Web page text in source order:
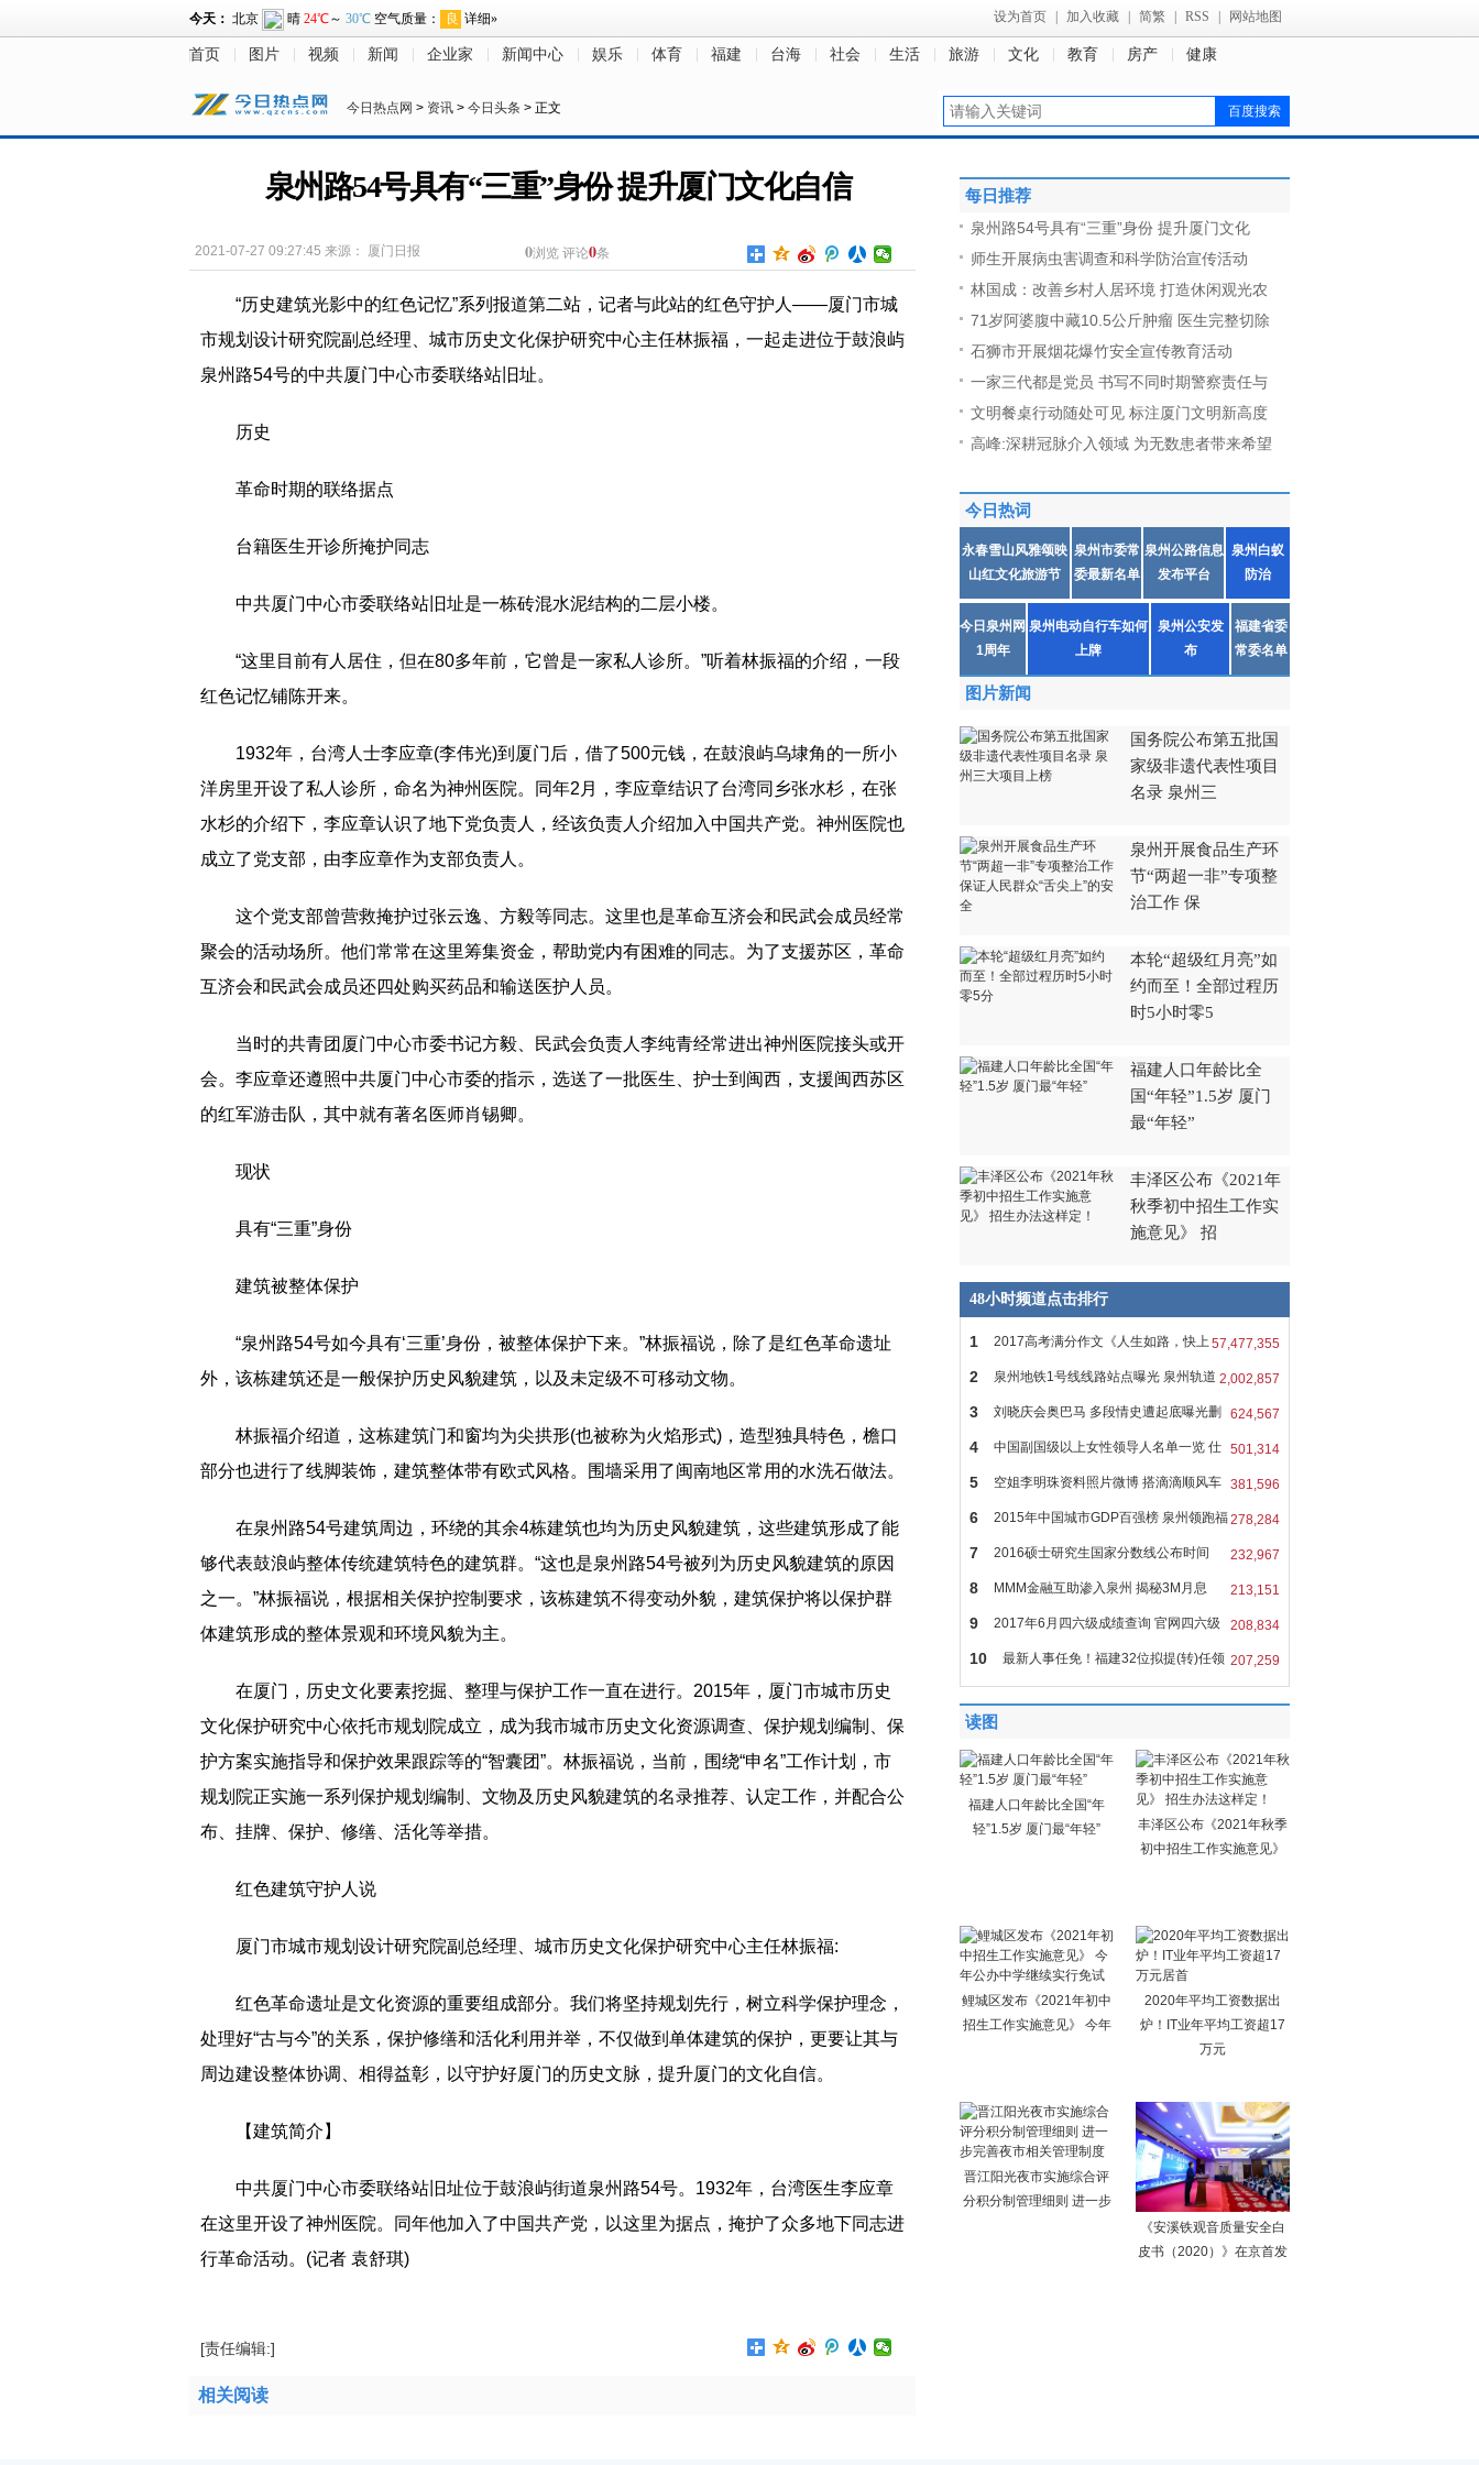
设为首页 加入收藏 简繁 RSS 网站地图
首页 图片 视频 新闻 企业家 新闻中心 娱乐 体育 福建 台海 社会 生活 旅游 文化 教育 房产 健康
今日热点网 > 资讯 > 今日头条 > 正文
泉州路54号具有“三重”身份 提升厦门文化自信
2021-07-27 09:27:45 来源： 厦门日报 0浏览 评论0条
“历史建筑光影中的红色记忆”系列报道第二站，记者与此站的红色守护人——厦门市城
市规划设计研究院副总经理、城市历史文化保护研究中心主任林振福，一起走进位于鼓浪屿
泉州路54号的中共厦门中心市委联络站旧址。
历史
革命时期的联络据点
台籍医生开诊所掩护同志
中共厦门中心市委联络站旧址是一栋砖混水泥结构的二层小楼。
“这里目前有人居住，但在80多年前，它曾是一家私人诊所。”听着林振福的介绍，一段
红色记忆铺陈开来。
1932年，台湾人士李应章(李伟光)到厦门后，借了500元钱，在鼓浪屿乌埭角的一所小
洋房里开设了私人诊所，命名为神州医院。同年2月，李应章结识了台湾同乡张水杉，在张
水杉的介绍下，李应章认识了地下党负责人，经该负责人介绍加入中国共产党。神州医院也
成立了党支部，由李应章作为支部负责人。
这个党支部曾营救掩护过张云逸、方毅等同志。这里也是革命互济会和民武会成员经常
聚会的活动场所。他们常常在这里筹集资金，帮助党内有困难的同志。为了支援苏区，革命
互济会和民武会成员还四处购买药品和输送医护人员。
当时的共青团厦门中心市委书记方毅、民武会负责人李纯青经常进出神州医院接头或开
会。李应章还遵照中共厦门中心市委的指示，选送了一批医生、护士到闽西，支援闽西苏区
的红军游击队，其中就有著名医师肖锡卿。
现状
具有“三重”身份
建筑被整体保护
“泉州路54号如今具有‘三重’身份，被整体保护下来。”林振福说，除了是红色革命遗址
外，该栋建筑还是一般保护历史风貌建筑，以及未定级不可移动文物。
林振福介绍道，这栋建筑门和窗均为尖拱形(也被称为火焰形式)，造型独具特色，檐口
部分也进行了线脚装饰，建筑整体带有欧式风格。围墙采用了闽南地区常用的水洗石做法。
在泉州路54号建筑周边，环绕的其余4栋建筑也均为历史风貌建筑，这些建筑形成了能
够代表鼓浪屿整体传统建筑特色的建筑群。“这也是泉州路54号被列为历史风貌建筑的原因
之一。”林振福说，根据相关保护控制要求，该栋建筑不得变动外貌，建筑保护将以保护群
体建筑形成的整体景观和环境风貌为主。
在厦门，历史文化要素挖掘、整理与保护工作一直在进行。2015年，厦门市城市历史
文化保护研究中心依托市规划院成立，成为我市城市历史文化资源调查、保护规划编制、保
护方案实施指导和保护效果跟踪等的“智囊团”。林振福说，当前，围绕“申名”工作计划，市
规划院正实施一系列保护规划编制、文物及历史风貌建筑的名录推荐、认定工作，并配合公
布、挂牌、保护、修缮、活化等举措。
红色建筑守护人说
厦门市城市规划设计研究院副总经理、城市历史文化保护研究中心主任林振福:
红色革命遗址是文化资源的重要组成部分。我们将坚持规划先行，树立科学保护理念，
处理好“古与今”的关系，保护修缮和活化利用并举，不仅做到单体建筑的保护，更要让其与
周边建设整体协调、相得益彰，以守护好厦门的历史文脉，提升厦门的文化自信。
【建筑简介】
中共厦门中心市委联络站旧址位于鼓浪屿街道泉州路54号。1932年，台湾医生李应章
在这里开设了神州医院。同年他加入了中国共产党，以这里为据点，掩护了众多地下同志进
行革命活动。(记者 袁舒琪)
[责任编辑:]
相关阅读
每日推荐
泉州路54号具有“三重”身份 提升厦门文化
师生开展病虫害调查和科学防治宣传活动
林国成：改善乡村人居环境 打造休闲观光农
71岁阿婆腹中藏10.5公斤肿瘤 医生完整切除
石狮市开展烟花爆竹安全宣传教育活动
一家三代都是党员 书写不同时期警察责任与
文明餐桌行动随处可见 标注厦门文明新高度
高峰:深耕冠脉介入领域 为无数患者带来希望
今日热词
永春雪山风雅颂映
山红文化旅游节
泉州市委常
委最新名单
泉州公路信息
发布平台
泉州白蚁
防治
今日泉州网
1周年
泉州电动自行车如何
上牌
泉州公安发
布
福建省委
常委名单
图片新闻
国务院公布第五批国
家级非遗代表性项目
名录 泉州三
泉州开展食品生产环
节“两超一非”专项整
治工作 保
本轮“超级红月亮”如
约而至！全部过程历
时5小时零5
福建人口年龄比全
国“年轻”1.5岁 厦门
最“年轻”
丰泽区公布《2021年
秋季初中招生工作实
施意见》 招
48小时频道点击排行
57,477,355
1 2017高考满分作文《人生如路，快上
车吧 2,002,857
2 泉州地铁1号线线路站点曝光 泉州轨道
交 624,567
3 刘晓庆会奥巴马 多段情史遭起底曝光删
501,314
4 中国副国级以上女性领导人名单一览 仕
381,596
5 空姐李明珠资料照片微博 搭滴滴顺风车
278,284
6 2015年中国城市GDP百强榜 泉州领跑福
建 232,967
7 2016硕士研究生国家分数线公布时间
201 213,151
8 MMM金融互助渗入泉州 揭秘3M月息
30%的 208,834
9 2017年6月四六级成绩查询 官网四六级
成 207,259
10 最新人事任免！福建32位拟提(转)任领
导
读图
福建人口年龄比全国“年
轻”1.5岁 厦门最“年轻”
丰泽区公布《2021年秋季
初中招生工作实施意见》
鲤城区发布《2021年初中
招生工作实施意见》 今年
2020年平均工资数据出
炉！IT业年平均工资超17
万元
晋江阳光夜市实施综合评
分积分制管理细则 进一步
《安溪铁观音质量安全白
皮书（2020）》在京首发